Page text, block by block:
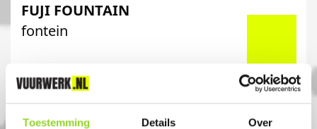
Toestemming Details Over
FUJI FOUNTAIN
fontein
Artikelnummer: DE7069
€ 9,99 € 9,99